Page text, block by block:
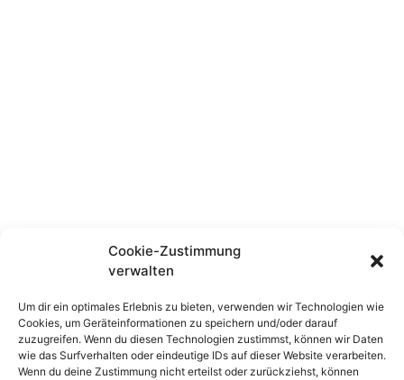
Cookie-Zustimmung
verwalten
Um dir ein optimales Erlebnis zu bieten, verwenden wir Technologien wie
Cookies, um Geräteinformationen zu speichern und/oder darauf
zuzugreifen. Wenn du diesen Technologien zustimmst, können wir Daten
wie das Surfverhalten oder eindeutige IDs auf dieser Website verarbeiten.
Wenn du deine Zustimmung nicht erteilst oder zurückziehst, können